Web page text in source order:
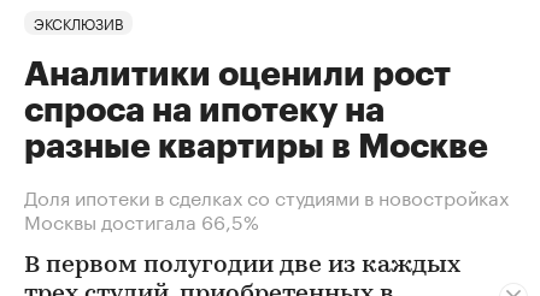
ЭКСКЛЮЗИВ
Аналитики оценили рост
спроса на ипотеку на
разные квартиры в Москве
Доля ипотеки в сделках со студиями в новостройках
Москвы достигала 66,5%
В первом полугодии две из каждых